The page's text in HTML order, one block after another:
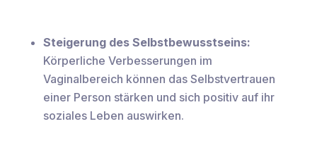
Steigerung des Selbstbewusstseins:
Körperliche Verbesserungen im
Vaginalbereich können das Selbstvertrauen
einer Person stärken und sich positiv auf ihr
soziales Leben auswirken.